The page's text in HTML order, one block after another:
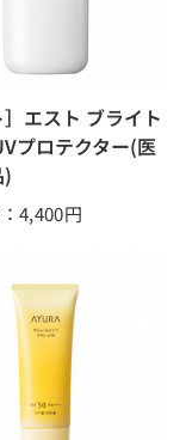
］エスト ブライト
プロテクター(医
4,400円